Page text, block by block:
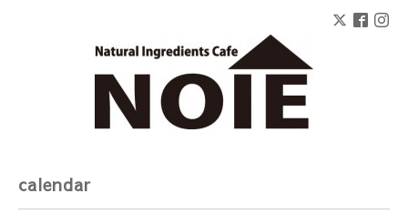
calendar